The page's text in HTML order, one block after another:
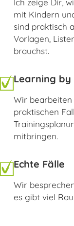
mit Kindern
sind praktisch
Vorlagen,
brauchst.
Learning by
Wir
praktischen
mitbringen.
Echte Fälle
Wir
es gibt viel